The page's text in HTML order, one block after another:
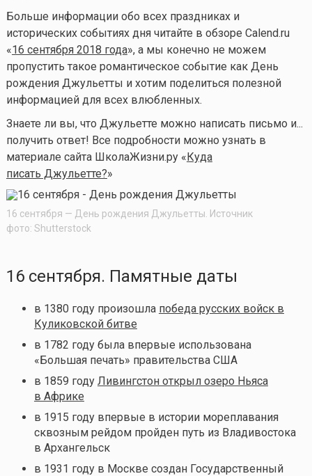
Больше информации обо всех праздниках и
исторических событиях дня читайте в обзоре Calend.ru
«16 сентября 2018 года», а мы конечно не можем
пропустить такое романтическое событие как День
рождения Джульетты и хотим поделиться полезной
информацией для всех влюбленных.
Знаете ли вы, что Джульетте можно написать письмо и...
получить ответ! Все подробности можно узнать в
материале сайта ШколаЖизни.ру «Куда
писать Джульетте?»
16 сентября — День рождения Джульетты. Источник
фото: Shutterstock
16 сентября. Памятные даты
в 1380 году произошла победа русских войск в
Куликовской битве
в 1782 году была впервые использована
«Большая печать» правительства США
в 1859 году Ливингстон открыл озеро Ньяса
в Африке
в 1915 году впервые в истории мореплавания
сквозным рейдом пройден путь из Владивостока
в Архангельск
в 1931 году в Москве создан Государственный